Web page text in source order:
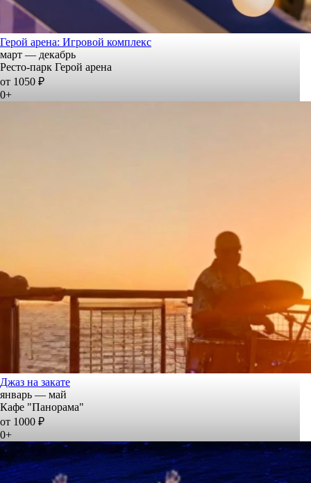
Герой арена: Игровой комплекс
март — декабрь
Ресто-парк Герой арена
от 1050 ₽
0+
Джаз на закате
январь — май
Кафе "Панорама"
от 1000 ₽
0+